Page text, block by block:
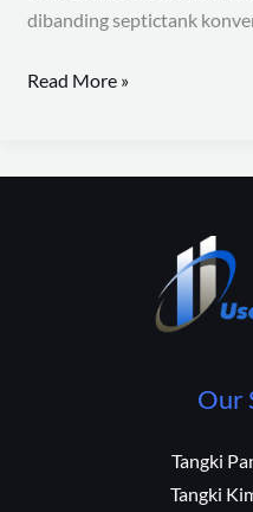
dibanding septictank
Read More »
Our
Tangki
Tangki